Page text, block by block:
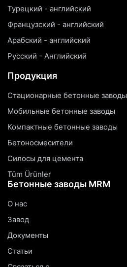
Турецкий - английский
Французский - английский
Арабский - английский
Русский - Английский
Продукция
Стационарные бетонные заводы
Мобильные бетонные заводы
Компактные бетонные заводы
Бетоносмесители
Силосы для цемента
Tüm Ürünler
Бетонные заводы MRM
О нас
Завод
Документы
Статьи